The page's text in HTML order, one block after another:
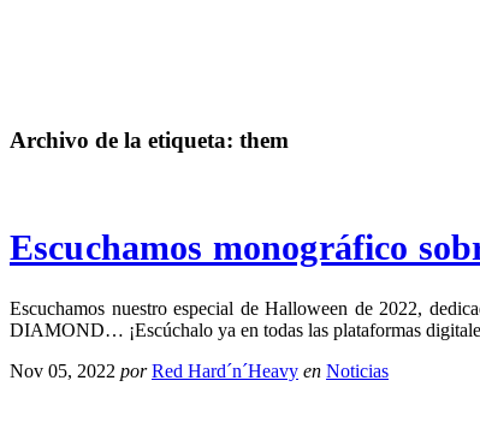
Archivo de la etiqueta: them
Escuchamos monográfico
Escuchamos nuestro especial de Halloween de 2022,
DIAMOND… ¡Escúchalo ya en todas las plataformas
Nov 05, 2022 por Red Hard´n´Heavy en Noticias